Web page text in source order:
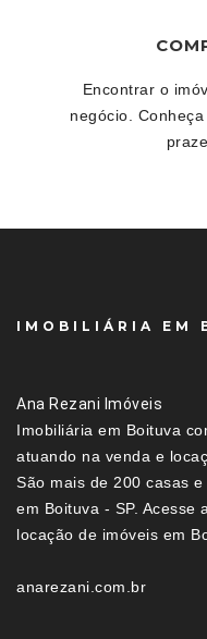
Encontrar o
negócio.
IMOBILIÁRIA EM
Ana Rezani Imóveis
Imobiliária em Boituva
atuando na venda e
São mais de 200 casas
em Boituva - SP. Acesse
locação de imóveis em
anarezani.com.br